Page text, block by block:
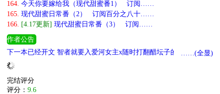
164. 今天你要嫁给我（现代甜蜜番1） 订阅……
165. 现代甜蜜日常番（2） 订阅百分之八十……
166. [4.17更新] 现代甜蜜日常番（3） 订阅……
作者公告
下一本已经开文 智者就要入爱河女主x随时打翻醋坛子的貌美如花男
主《姜姑娘的流放日常》 也是下一本：《成妃娘娘的盛宠人生》 边
后续排队：《玉阶春盛》 《锦朝》，《再逢春》
……(全显)
完结评分
评分： 9.6